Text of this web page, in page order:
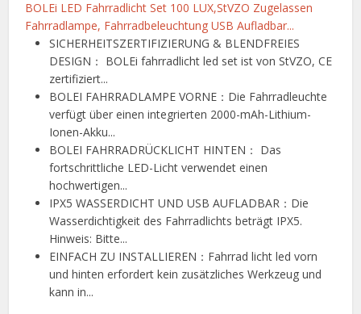
BOLEi LED Fahrradlicht Set 100 LUX,StVZO Zugelassen
Fahrradlampe, Fahrradbeleuchtung USB Aufladbar...
SICHERHEITSZERTIFIZIERUNG & BLENDFREIES
DESIGN： BOLEi fahrradlicht led set ist von StVZO, CE
zertifiziert...
BOLEI FAHRRADLAMPE VORNE：Die Fahrradleuchte
verfügt über einen integrierten 2000-mAh-Lithium-
Ionen-Akku...
BOLEI FAHRRADRÜCKLICHT HINTEN： Das
fortschrittliche LED-Licht verwendet einen
hochwertigen...
IPX5 WASSERDICHT UND USB AUFLADBAR：Die
Wasserdichtigkeit des Fahrradlichts beträgt IPX5.
Hinweis: Bitte...
EINFACH ZU INSTALLIEREN：Fahrrad licht led vorn
und hinten erfordert kein zusätzliches Werkzeug und
kann in...